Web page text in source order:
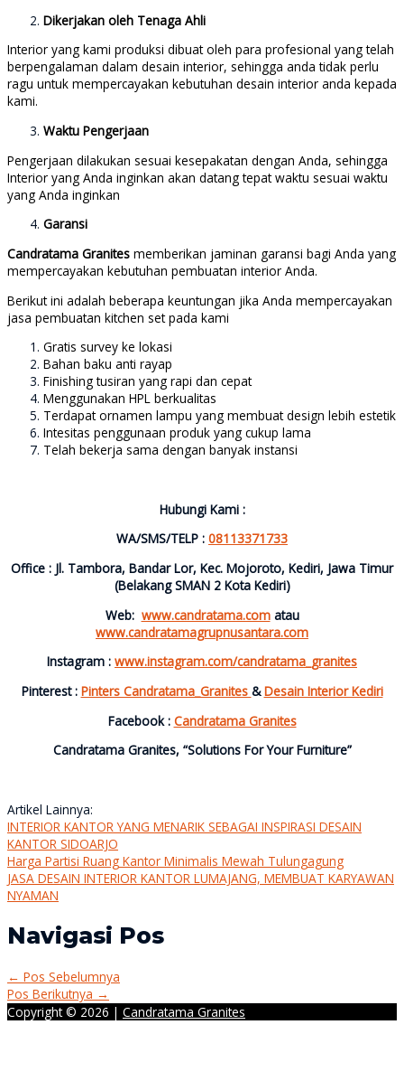
Dikerjakan oleh Tenaga Ahli
Interior yang kami produksi dibuat oleh para profesional yang telah
berpengalaman dalam desain interior, sehingga anda tidak perlu
ragu untuk mempercayakan kebutuhan desain interior anda kepada
kami.
Waktu Pengerjaan
Pengerjaan dilakukan sesuai kesepakatan dengan Anda, sehingga
Interior yang Anda inginkan akan datang tepat waktu sesuai waktu
yang Anda inginkan
Garansi
Candratama Granites memberikan jaminan garansi bagi Anda yang
mempercayakan kebutuhan pembuatan interior Anda.
Berikut ini adalah beberapa keuntungan jika Anda mempercayakan
jasa pembuatan kitchen set pada kami
Gratis survey ke lokasi
Bahan baku anti rayap
Finishing tusiran yang rapi dan cepat
Menggunakan HPL berkualitas
Terdapat ornamen lampu yang membuat design lebih estetik
Intesitas penggunaan produk yang cukup lama
Telah bekerja sama dengan banyak instansi
Hubungi Kami :
WA/SMS/TELP : 08113371733
Office : Jl. Tambora, Bandar Lor, Kec. Mojoroto, Kediri, Jawa Timur
(Belakang SMAN 2 Kota Kediri)
Web: www.candratama.com atau
www.candratamagrupnusantara.com
Instagram : www.instagram.com/candratama_granites
Pinterest : Pinters Candratama_Granites &Desain Interior Kediri
Facebook : Candratama Granites
Candratama Granites, “Solutions For Your Furniture”
Artikel Lainnya:
INTERIOR KANTOR YANG MENARIK SEBAGAI INSPIRASI DESAIN
KANTOR SIDOARJO
Harga Partisi Ruang Kantor Minimalis Mewah Tulungagung
JASA DESAIN INTERIOR KANTOR LUMAJANG, MEMBUAT KARYAWAN
NYAMAN
Navigasi Pos
← Pos Sebelumnya
Pos Berikutnya →
Copyright © 2026 | Candratama Granites